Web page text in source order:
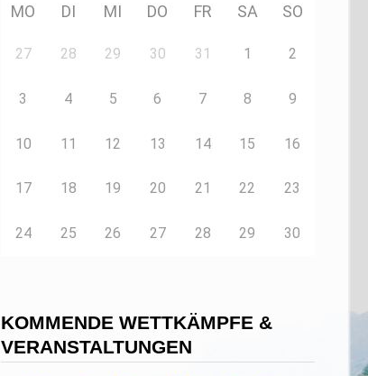
MO DI MI DO FR SA SO
27 28 29 30 31 1 2
3 4 5 6 7 8 9
10 11 12 13 14 15 16
17 18 19 20 21 22 23
24 25 26 27 28 29 30
KOMMENDE WETTKÄMPFE &
VERANSTALTUNGEN